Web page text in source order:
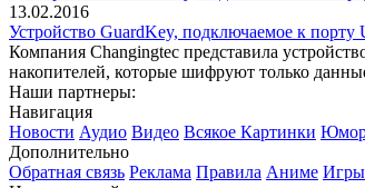
13.02.2016
Устройство GuardKey, подключаемое к
Компания Changingtec представила
накопителей, которые шифруют только
Наши партнеры:
Навигация
Новости Аудио Видео Всякое Картинки
Дополнительно
Обратная связь Реклама Правила Аниме Игры